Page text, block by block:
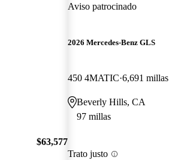
$63,577
Aviso patrocinado
2026 Mercedes-Benz GLS
450 4MATIC 6,691 millas
Beverly Hills, CA
97 millas
Trato justo